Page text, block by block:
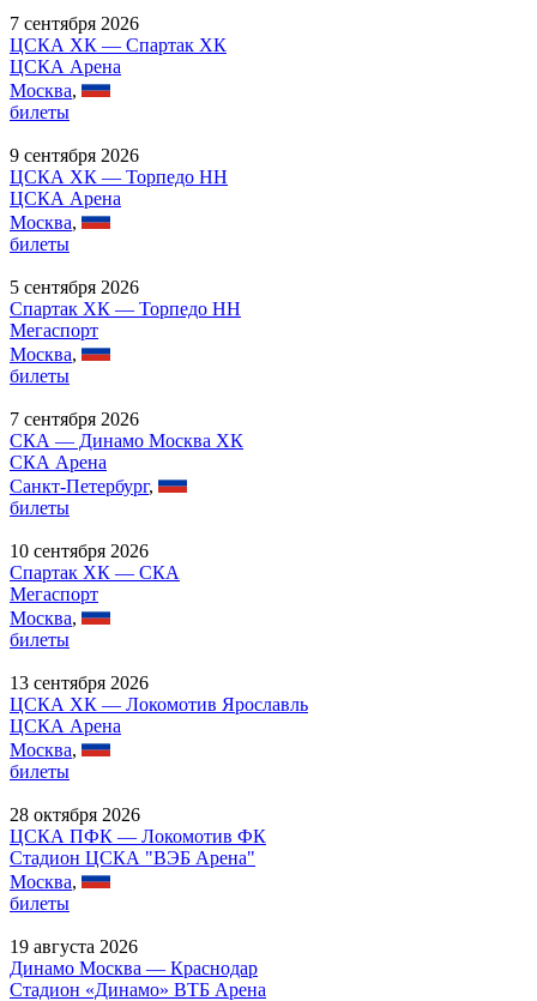
7 сентября 2026
ЦСКА ХК — Спартак ХК
ЦСКА Арена
Москва,
билеты
9 сентября 2026
ЦСКА ХК — Торпедо НН
ЦСКА Арена
Москва,
билеты
5 сентября 2026
Спартак ХК — Торпедо НН
Мегаспорт
Москва,
билеты
7 сентября 2026
СКА — Динамо Москва ХК
СКА Арена
Санкт-Петербург,
билеты
10 сентября 2026
Спартак ХК — СКА
Мегаспорт
Москва,
билеты
13 сентября 2026
ЦСКА ХК — Локомотив Ярославль
ЦСКА Арена
Москва,
билеты
28 октября 2026
ЦСКА ПФК — Локомотив ФК
Стадион ЦСКА "ВЭБ Арена"
Москва,
билеты
19 августа 2026
Динамо Москва — Краснодар
Стадион «Динамо» ВТБ Арена